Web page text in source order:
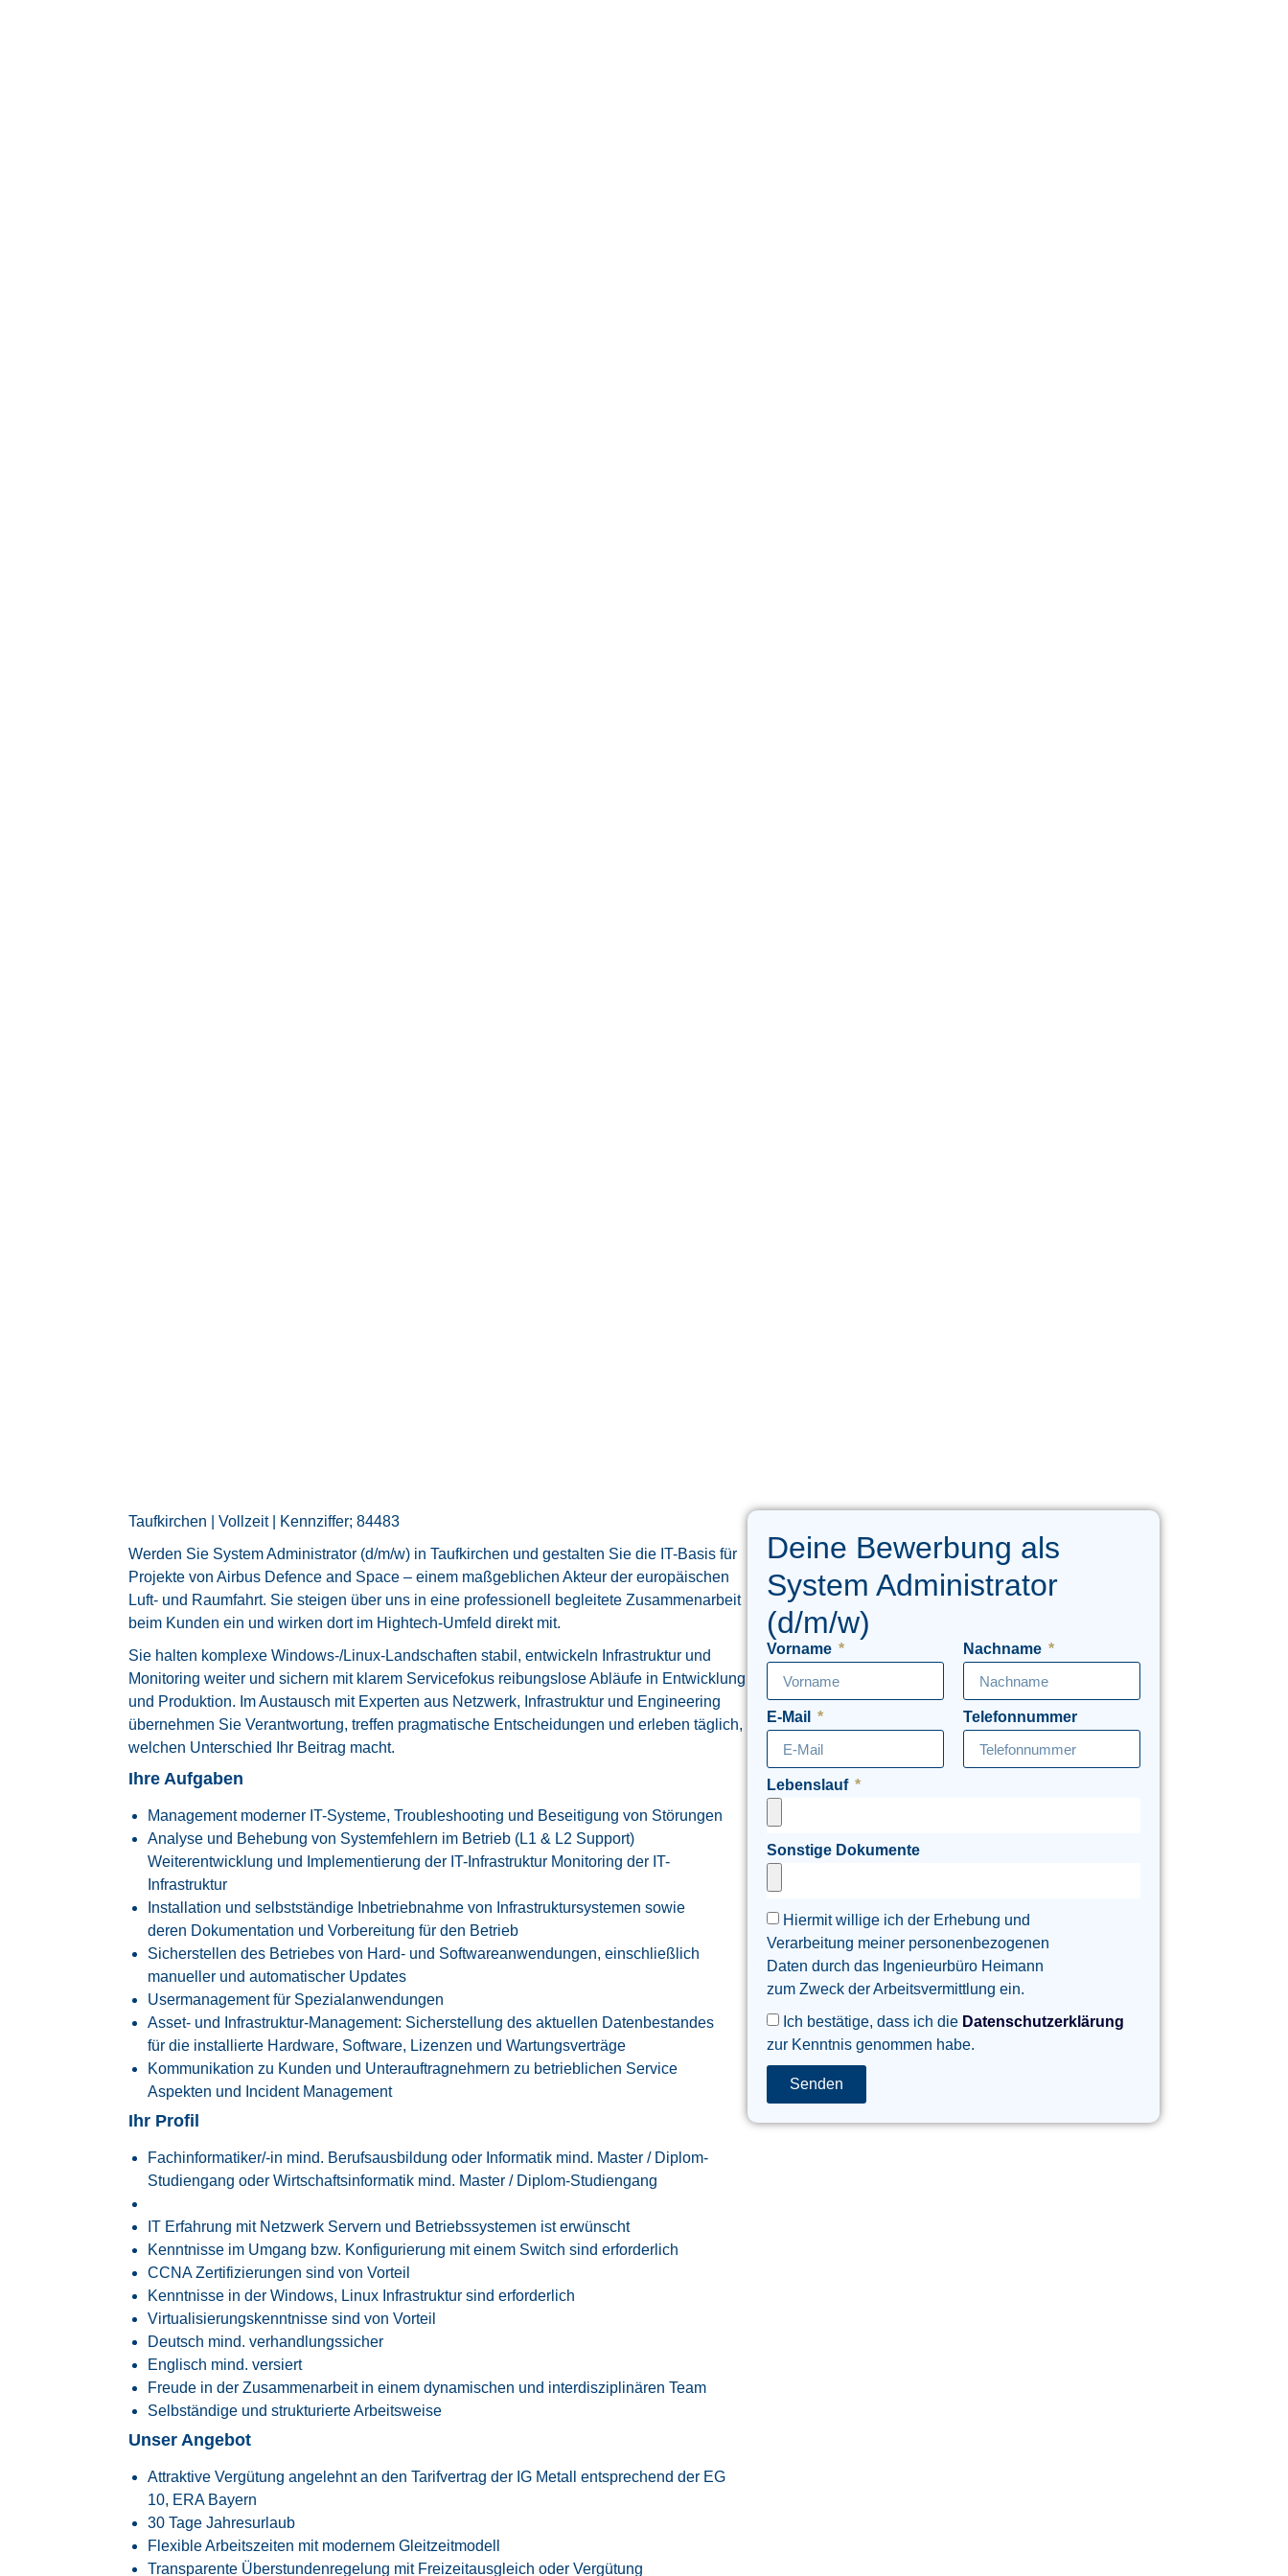
Taufkirchen | Vollzeit | Kennziffer; 84483
Werden Sie System Administrator (d/m/w) in Taufkirchen und gestalten Sie die IT-Basis für
Projekte von Airbus Defence and Space – einem maßgeblichen Akteur der europäischen
Luft- und Raumfahrt. Sie steigen über uns in eine professionell begleitete Zusammenarbeit
beim Kunden ein und wirken dort im Hightech-Umfeld direkt mit.
Sie halten komplexe Windows-/Linux-Landschaften stabil, entwickeln Infrastruktur und
Monitoring weiter und sichern mit klarem Servicefokus reibungslose Abläufe in Entwicklung
und Produktion. Im Austausch mit Experten aus Netzwerk, Infrastruktur und Engineering
übernehmen Sie Verantwortung, treffen pragmatische Entscheidungen und erleben täglich,
welchen Unterschied Ihr Beitrag macht.
Ihre Aufgaben
Management moderner IT-Systeme, Troubleshooting und Beseitigung von Störungen
Analyse und Behebung von Systemfehlern im Betrieb (L1 & L2 Support)
Weiterentwicklung und Implementierung der IT-Infrastruktur Monitoring der IT-
Infrastruktur
Installation und selbstständige Inbetriebnahme von Infrastruktursystemen sowie
deren Dokumentation und Vorbereitung für den Betrieb
Sicherstellen des Betriebes von Hard- und Softwareanwendungen, einschließlich
manueller und automatischer Updates
Usermanagement für Spezialanwendungen
Asset- und Infrastruktur-Management: Sicherstellung des aktuellen Datenbestandes
für die installierte Hardware, Software, Lizenzen und Wartungsverträge
Kommunikation zu Kunden und Unterauftragnehmern zu betrieblichen Service
Aspekten und Incident Management
Ihr Profil
Fachinformatiker/-in mind. Berufsausbildung oder Informatik mind. Master / Diplom-
Studiengang oder Wirtschaftsinformatik mind. Master / Diplom-Studiengang
IT Erfahrung mit Netzwerk Servern und Betriebssystemen ist erwünscht
Kenntnisse im Umgang bzw. Konfigurierung mit einem Switch sind erforderlich
CCNA Zertifizierungen sind von Vorteil
Kenntnisse in der Windows, Linux Infrastruktur sind erforderlich
Virtualisierungskenntnisse sind von Vorteil
Deutsch mind. verhandlungssicher
Englisch mind. versiert
Freude in der Zusammenarbeit in einem dynamischen und interdisziplinären Team
Selbständige und strukturierte Arbeitsweise
Unser Angebot
Attraktive Vergütung angelehnt an denTarifvertrag der IG Metall
entsprechend der EG
10, ERA Bayern
30 Tage Jahresurlaub
Flexible Arbeitszeiten mit modernem Gleitzeitmodell
Transparente Überstundenregelung mit Freizeitausgleich oder Vergütung
Deine Bewerbung als
System Administrator
(d/m/w)
Vorname Nachname
E-Mail Telefonnummer
Lebenslauf
Sonstige Dokumente
Hiermit willige ich der Erhebung und
Verarbeitung meiner personenbezogenen
Daten durch das Ingenieurbüro Heimann
zum Zweck der Arbeitsvermittlung ein.
Ich bestätige, dass ich die Datenschutzerklärung
zur Kenntnis genommen habe.
Senden